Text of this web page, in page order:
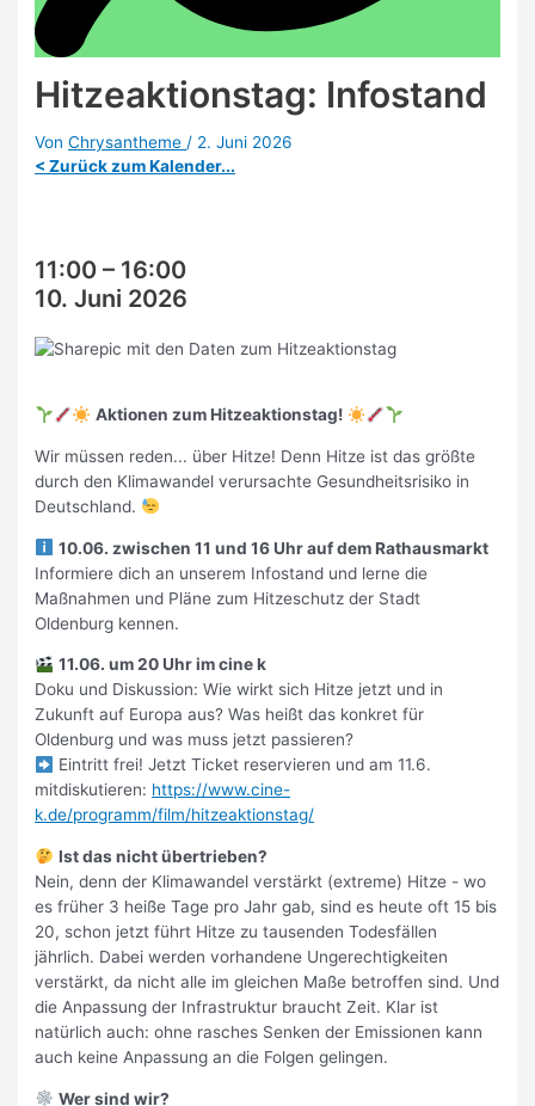
Hitzeaktionstag: Infostand
VonChrysantheme / 2. Juni 2026
< Zurück zum Kalender...
11:00 – 16:00
10. Juni 2026
Aktionen zum Hitzeaktionstag!
Wir müssen reden... über Hitze! Denn Hitze ist das größte
durch den Klimawandel verursachte Gesundheitsrisiko in
Deutschland.
10.06. zwischen 11 und 16 Uhr auf dem Rathausmarkt
Informiere dich an unserem Infostand und lerne die
Maßnahmen und Pläne zum Hitzeschutz der Stadt
Oldenburg kennen.
11.06. um 20 Uhr im cine k
Doku und Diskussion: Wie wirkt sich Hitze jetzt und in
Zukunft auf Europa aus? Was heißt das konkret für
Oldenburg und was muss jetzt passieren?
Eintritt frei! Jetzt Ticket reservieren und am 11.6.
mitdiskutieren: https://www.cine-
k.de/programm/film/hitzeaktionstag/
Ist das nicht übertrieben?
Nein, denn der Klimawandel verstärkt (extreme) Hitze - wo
es früher 3 heiße Tage pro Jahr gab, sind es heute oft 15 bis
20, schon jetzt führt Hitze zu tausenden Todesfällen
jährlich. Dabei werden vorhandene Ungerechtigkeiten
verstärkt, da nicht alle im gleichen Maße betroffen sind. Und
die Anpassung der Infrastruktur braucht Zeit. Klar ist
natürlich auch: ohne rasches Senken der Emissionen kann
auch keine Anpassung an die Folgen gelingen.
Wer sind wir?